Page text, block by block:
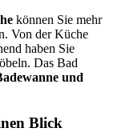
können Sie mehr
Von der Küche
haben Sie
Das Bad
und
Blick